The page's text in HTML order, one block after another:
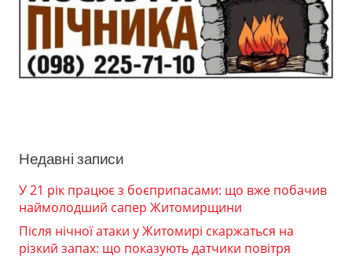
Недавні записи
У 21 рік працює з боєприпасами: що вже побачив
наймолодший сапер Житомирщини
Після нічної атаки у Житомирі скаржаться на
різкий запах: що показують датчики повітря